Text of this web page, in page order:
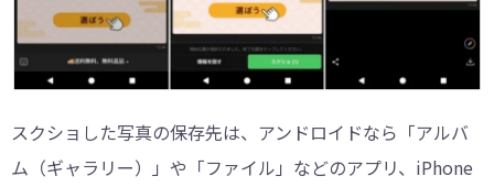
スクショした写真の保存先は、アンドロイドなら「アルバ
ム（ギャラリー）」や「ファイル」などのアプリ、iPhone